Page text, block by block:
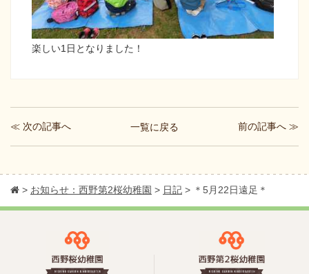
楽しい1日となりました！
≪ 次の記事へ 一覧に戻る 前の記事へ ≫
> お知らせ：西野第2桜幼稚園 > 日記 > ＊5月22日遠足＊